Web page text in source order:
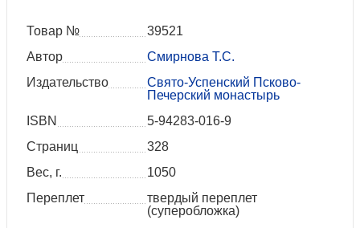
Товар №
39521
Автор
Смирнова Т.С.
Издательство
Свято-Успенский Псково-
Печерский монастырь
ISBN
5-94283-016-9
Страниц
328
Вес, г.
1050
Переплет
твердый переплет
(суперобложка)